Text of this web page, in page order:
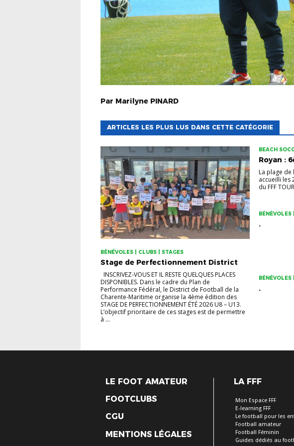
Par Marilyne PINARD
ARTICLES LES PLUS LUS DANS CETTE CATÉGORIE
BÉNÉVOLES | CLUBS | STAGES
Stage de Perfectionnement District
INSCRIVEZ-VOUS ET IL RESTE QUELQUES PLACES
DISPONIBLES. Dans le cadre du Plan de
Performance Fédéral, le District de Football de la
Charente-Maritime organise la 4ème édition des
STAGE DE PERFECTIONNEMENT ÉTÉ 2026 U8 – U13.
L’objectif prioritaire de ces stages est de permettre
à ...
BEACH
Royan :
La plage de
accueilli les
du FFF
.
BÉNÉVOLES
.
LE FOOT AMATEUR
FOOTCLUBS
CGU
MENTIONS LÉGALES
LA FFF
Mon Espace FFF
E-learning FFF
Le football pour les
Football amateur
Football Féminin
Guides dédiés au